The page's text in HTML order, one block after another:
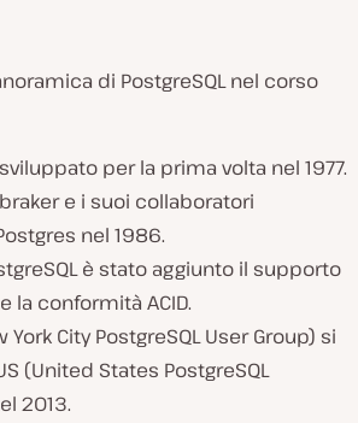
di PostgreSQL nel corso
per la prima volta nel 1977.
e i suoi collaboratori
nel 1986.
è stato aggiunto il supporto
la conformità ACID.
York City PostgreSQL User Group) si
(United States PostgreSQL
2013.